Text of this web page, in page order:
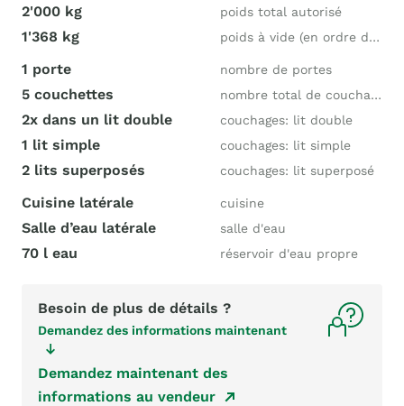
2'000 kg poids total autorisé
1'368 kg poids à vide (en ordre de marche)
1 porte nombre de portes
5 couchettes nombre total de couchages
2x dans un lit double couchages: lit double
1 lit simple couchages: lit simple
2 lits superposés couchages: lit superposé
Cuisine latérale cuisine
Salle d’eau latérale salle d'eau
70 l eau réservoir d'eau propre
Besoin de plus de détails ?
Demandez des informations maintenant
Demandez maintenant des
informations au vendeur